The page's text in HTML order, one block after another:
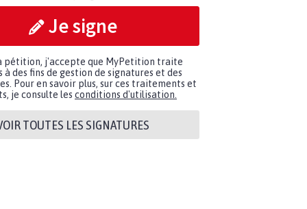
Je signe
pétition, j'accepte que MyPetition traite
à des fins de gestion de signatures et des
Pour en savoir plus, sur ces traitements et
je consulte les conditions d'utilisation.
TOUTES LES SIGNATURES